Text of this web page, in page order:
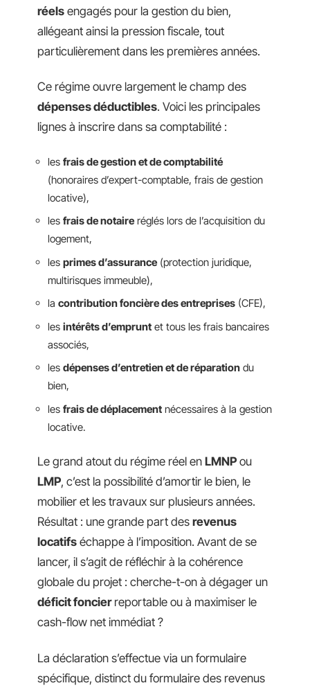
réels engagés pour la gestion du bien,
allégeant ainsi la pression fiscale, tout
particulièrement dans les premières années.
Ce régime ouvre largement le champ des
dépenses déductibles. Voici les principales
lignes à inscrire dans sa comptabilité :
les frais de gestion et de comptabilité
(honoraires d’expert-comptable, frais de gestion
locative),
les frais de notaire réglés lors de l’acquisition du
logement,
les primes d’assurance (protection juridique,
multirisques immeuble),
la contribution foncière des entreprises (CFE),
les intérêts d’emprunt et tous les frais bancaires
associés,
les dépenses d’entretien et de réparation du
bien,
les frais de déplacement nécessaires à la gestion
locative.
Le grand atout du régime réel en LMNP ou
LMP, c’est la possibilité d’amortir le bien, le
mobilier et les travaux sur plusieurs années.
Résultat : une grande part des revenus
locatifs échappe à l’imposition. Avant de se
lancer, il s’agit de réfléchir à la cohérence
globale du projet : cherche-t-on à dégager un
déficit foncierreportable ou à maximiser le
cash-flow net immédiat ?
La déclaration s’effectue via un formulaire
spécifique, distinct du formulaire des revenus